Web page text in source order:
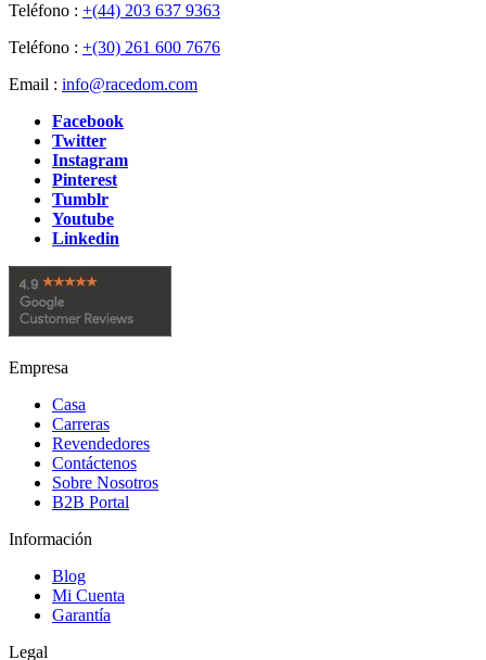
Teléfono : +(44) 203 637 9363
Teléfono : +(30) 261 600 7676
Email : info@racedom.com
Facebook
Twitter
Instagram
Pinterest
Tumblr
Youtube
Linkedin
Empresa
Casa
Carreras
Revendedores
Contáctenos
Sobre Nosotros
B2B Portal
Información
Blog
Mi Cuenta
Garantía
Legal